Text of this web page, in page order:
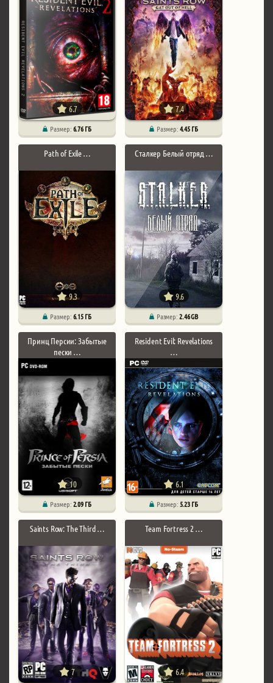
6.7
Размер:6.76 ГБ
7.4
Размер:4.45 ГБ
Path of Exile …
9.3
Размер:6.15 ГБ
Сталкер Белый отряд …
9.6
Размер:2.46 GB
Принц Персии: Забытые
пески …
10
Размер:2.09 ГБ
Resident Evil: Revelations
…
6.1
Размер:5.23 ГБ
Saints Row: The Third …
7
Team Fortress 2 …
6.4